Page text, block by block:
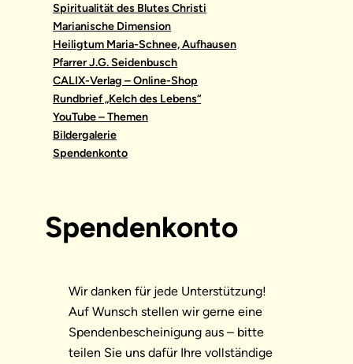
Spiritualität des Blutes Christi
Marianische Dimension
Heiligtum Maria-Schnee, Aufhausen
Pfarrer J.G. Seidenbusch
CALIX-Verlag – Online-Shop
Rundbrief „Kelch des Lebens“
YouTube – Themen
Bildergalerie
Spendenkonto
Spendenkonto
Wir danken für jede Unterstützung!
Auf Wunsch stellen wir gerne eine
Spendenbescheinigung aus – bitte
teilen Sie uns dafür Ihre vollständige